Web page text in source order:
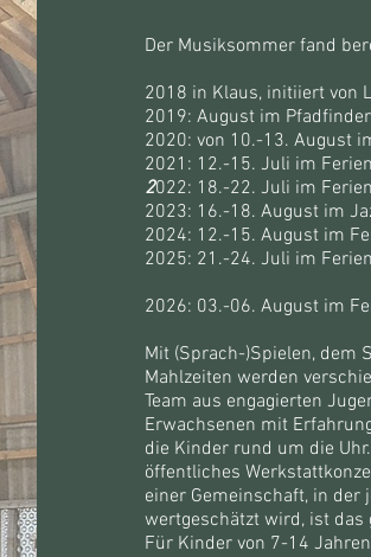
Der Musiksommer fand
2018 in Klaus, initiiert von
2019: August im
2020: von 10.-13. August
2021: 12.-15. Juli im
2022: 18.-22. Juli im
2023: 16.-18. August im
2024: 12.-15. August im
2025: 21.-24. Juli im
2026: 03.-06. August im
Mit (Sprach-)Spielen, dem
Mahlzeiten werden
Team aus engagierten
Erwachsenen mit
die Kinder rund um die
öffentliches
einer Gemeinschaft, in der
wertgeschätzt wird, ist das
Für Kinder von 7-14